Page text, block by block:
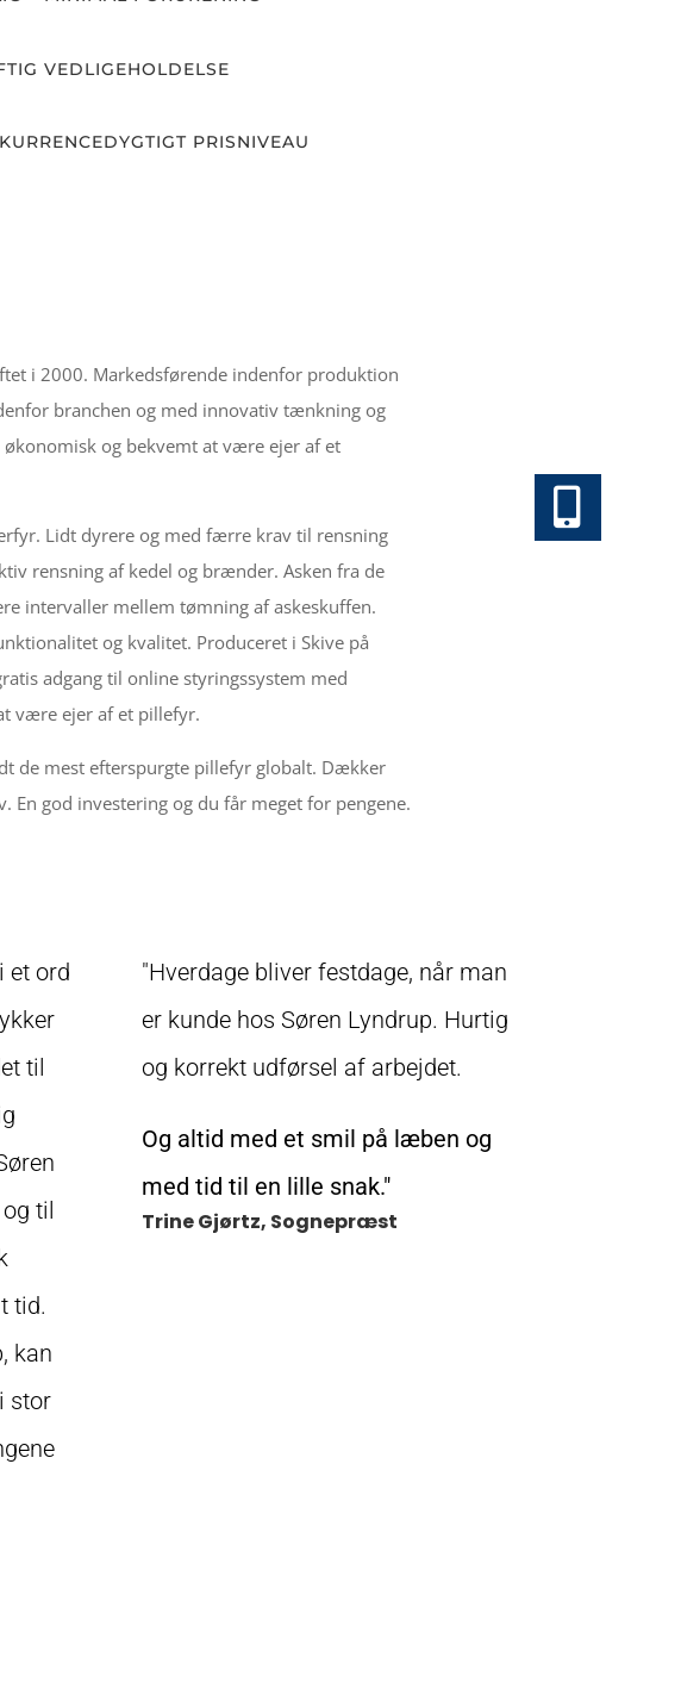
VEDLIGEHOLDELSE
PRISNIVEAU
i 2000. Markedsførende indenfor produktion
branchen og med innovativ tænkning og
og bekvemt at være ejer af et
Lidt dyrere og med færre krav til rensning
rensning af kedel og brænder. Asken fra de
intervaller mellem tømning af askeskuffen.
og kvalitet. Produceret i Skive på
adgang til online styringssystem med
være ejer af et pillefyr.
de mest efterspurgte pillefyr globalt. Dækker
god investering og du får meget for pengene.
et ord
til
til
tid.
kan
stor
"Hverdage bliver festdage, når man
er kunde hos Søren Lyndrup. Hurtig
og korrekt udførsel af arbejdet.
Og altid med et smil på læben og
med tid til en lille snak."
Trine Gjørtz, Sognepræst